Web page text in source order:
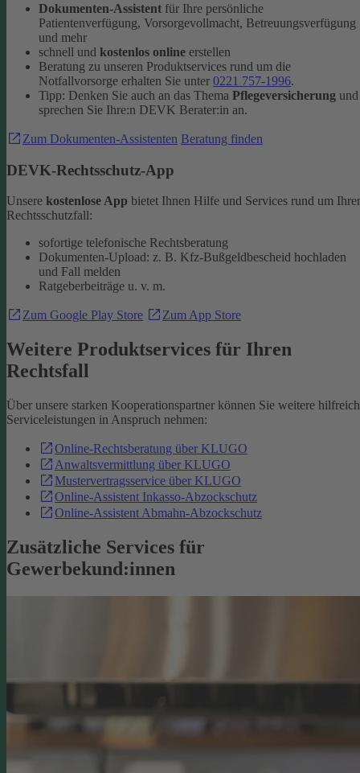
Dokumenten-Assistent für Ihre persönliche
Patientenverfügung, Vorsorgevollmacht, Betreuungsverfügung
und mehr
schnell und kostenlos online erstellen
Beratung zu unseren Produktservices rund um die
Notfallvorsorge erhalten Sie unter 0221 757-1996.
Tipp: Denken Sie auch an das Thema Pflegeversicherung und
sprechen Sie Ihre:n DEVK Berater:in an.
Zum Dokumenten-Assistenten Beratung finden
DEVK-Rechtsschutz-App
Unsere kostenlose App bietet Ihnen Hilfe und Services rund um
Rechtsschutzfall:
sofortige telefonische Rechtsberatung
Dokumenten-Upload: z. B. Kfz-Bußgeldbescheid hochladen
und Fall melden
Ratgeberbeiträge u. v. m.
Zum Google Play Store Zum App Store
Weitere Produktservices für Ihren
Rechtsfall
Über unsere starken Kooperationspartner können Sie weitere
Serviceleistungen in Anspruch nehmen:
Online-Rechtsberatung über KLUGO
Anwaltsvermittlung über KLUGO
Mustervertragsservice über KLUGO
Online-Assistent Inkasso-Abzockschutz
Online-Assistent Abmahn-Abzockschutz
Zusätzliche Services für
Gewerbekund:innen